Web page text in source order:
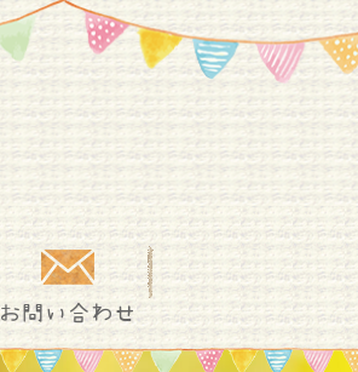
お問い合わせ